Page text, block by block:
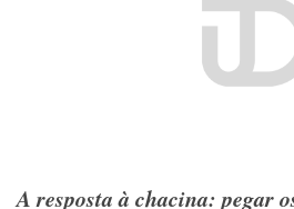
A resposta à chacina: pegar